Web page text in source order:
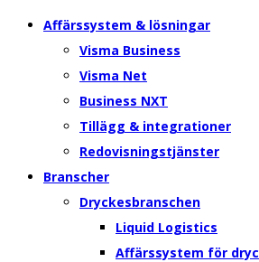
Affärssystem & lösningar
Visma Business
Visma Net
Business NXT
Tillägg & integrationer
Redovisningstjänster
Branscher
Dryckesbranschen
Liquid Logistics
Affärssystem för